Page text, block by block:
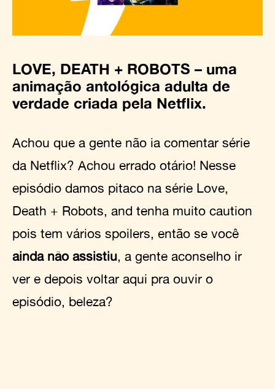
LOVE, DEATH + ROBOTS – uma
animação antológica adulta de
verdade criada pela Netflix.
Achou que a gente não ia comentar série
da Netflix? Achou errado otário! Nesse
episódio damos pitaco na série Love,
Death + Robots, and tenha muito caution
pois tem vários spoilers, então se você
ainda não assistiu, a gente aconselho ir
ver e depois voltar aqui pra ouvir o
episódio, beleza?